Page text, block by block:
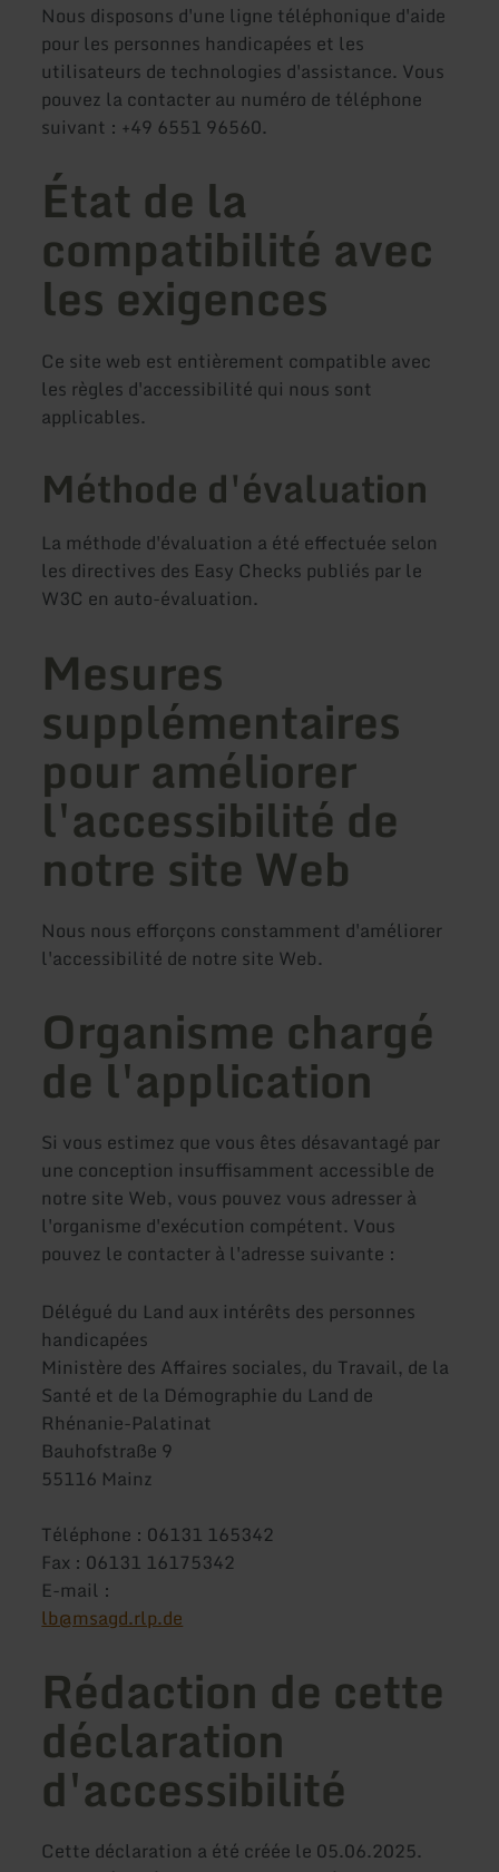
Nous disposons d'une ligne téléphonique d'aide
pour les personnes handicapées et les
utilisateurs de technologies d'assistance. Vous
pouvez la contacter au numéro de téléphone
suivant : +49 6551 96560.
État de la
compatibilité avec
les exigences
Ce site web est entièrement compatible avec
les règles d'accessibilité qui nous sont
applicables.
Méthode d'évaluation
La méthode d'évaluation a été effectuée selon
les directives des Easy Checks publiés par le
W3C en auto-évaluation.
Mesures
supplémentaires
pour améliorer
l'accessibilité de
notre site Web
Nous nous efforçons constamment d'améliorer
l'accessibilité de notre site Web.
Organisme chargé
de l'application
Si vous estimez que vous êtes désavantagé par
une conception insuffisamment accessible de
notre site Web, vous pouvez vous adresser à
l'organisme d'exécution compétent. Vous
pouvez le contacter à l'adresse suivante :
Délégué du Land aux intérêts des personnes
handicapées
Ministère des Affaires sociales, du Travail, de la
Santé et de la Démographie du Land de
Rhénanie-Palatinat
Bauhofstraße 9
55116 Mainz
Téléphone : 06131 165342
Fax : 06131 16175342
E-mail :
lb@msagd.rlp.de
Rédaction de cette
déclaration
d'accessibilité
Cette déclaration a été créée le 05.06.2025.